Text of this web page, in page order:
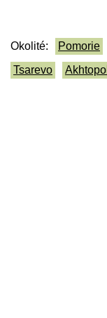
Okolité: Pomorie
Tsarevo
Akhtopol